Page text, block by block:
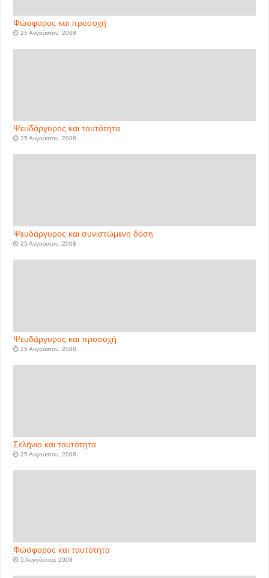
Φώσφορος και προσοχή
25 Αυγούστου, 2008
Ψευδάργυρος και ταυτότητα
25 Αυγούστου, 2008
Ψευδάργυρος και συνιστώμενη δόση
25 Αυγούστου, 2008
Ψευδάργυρος και προσοχή
25 Αυγούστου, 2008
Σελήνιο και ταυτότητα
25 Αυγούστου, 2008
Φώσφορος και ταυτότητα
5 Αυγούστου, 2008